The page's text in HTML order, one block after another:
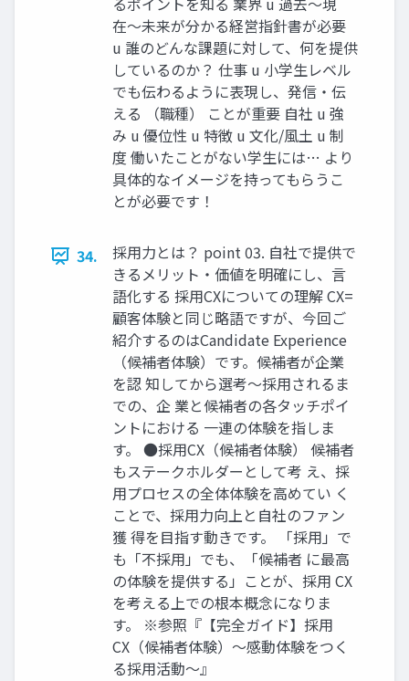
在〜未来が分かる経営指針書が必要
u 誰のどんな課題に対して、何を提供
しているのか？ 仕事 u 小学生レベル
でも伝わるように表現し、発信・伝
える （職種） ことが重要 自社 u 強
み u 優位性 u 特徴 u 文化/風土 u 制
度 働いたことがない学生には… より
具体的なイメージを持ってもらうこ
とが必要です！
34.
採用力とは？ point 03. 自社で提供で
きるメリット・価値を明確にし、言
語化する 採用CXについての理解 CX=
顧客体験と同じ略語ですが、今回ご
紹介するのはCandidate Experience
（候補者体験）です。候補者が企業
を認 知してから選考〜採用されるま
での、企 業と候補者の各タッチポイ
ントにおける 一連の体験を指しま
す。 ●採用CX（候補者体験） 候補者
もステークホルダーとして考 え、採
用プロセスの全体体験を高めてい く
ことで、採用力向上と自社のファン
獲 得を目指す動きです。 「採用」で
も「不採用」でも、「候補者 に最高
の体験を提供する」ことが、採用 CX
を考える上での根本概念になりま
す。 ※参照『【完全ガイド】採用
CX（候補者体験）〜感動体験をつく
る採用活動〜』